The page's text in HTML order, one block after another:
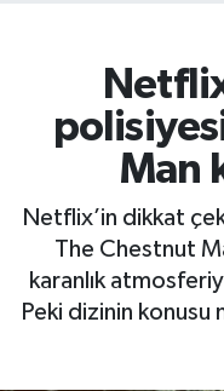
Man
Netflix’in dikkat
The Chestnut
karanlık
Peki dizinin